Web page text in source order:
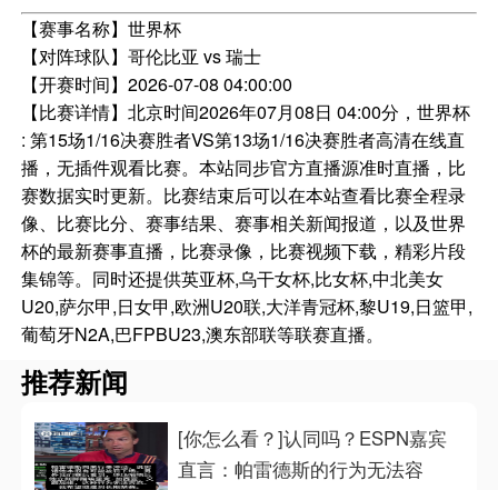
【赛事名称】世界杯
【对阵球队】哥伦比亚 vs 瑞士
【开赛时间】2026-07-08 04:00:00
【比赛详情】北京时间2026年07月08日 04:00分，世界杯
: 第15场1/16决赛胜者VS第13场1/16决赛胜者高清在线直
播，无插件观看比赛。本站同步官方直播源准时直播，比
赛数据实时更新。比赛结束后可以在本站查看比赛全程录
像、比赛比分、赛事结果、赛事相关新闻报道，以及世界
杯的最新赛事直播，比赛录像，比赛视频下载，精彩片段
集锦等。同时还提供英亚杯,乌干女杯,比女杯,中北美女
U20,萨尔甲,日女甲,欧洲U20联,大洋青冠杯,黎U19,日篮甲,
葡萄牙N2A,巴FPBU23,澳东部联等联赛直播。
推荐新闻
[你怎么看？]认同吗？ESPN嘉宾
直言：帕雷德斯的行为无法容